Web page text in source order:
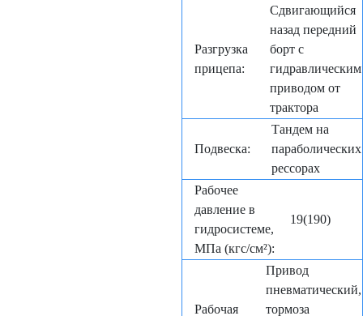
Разгрузка
прицепа:
Сдвигающийся
назад передний
борт с
гидравлическим
приводом от
трактора
Подвеска:
Тандем на
параболических
рессорах
Рабочее
давление в
гидросистеме,
МПа (кгс/см²):
19(190)
Рабочая
Привод
пневматический,
тормоза